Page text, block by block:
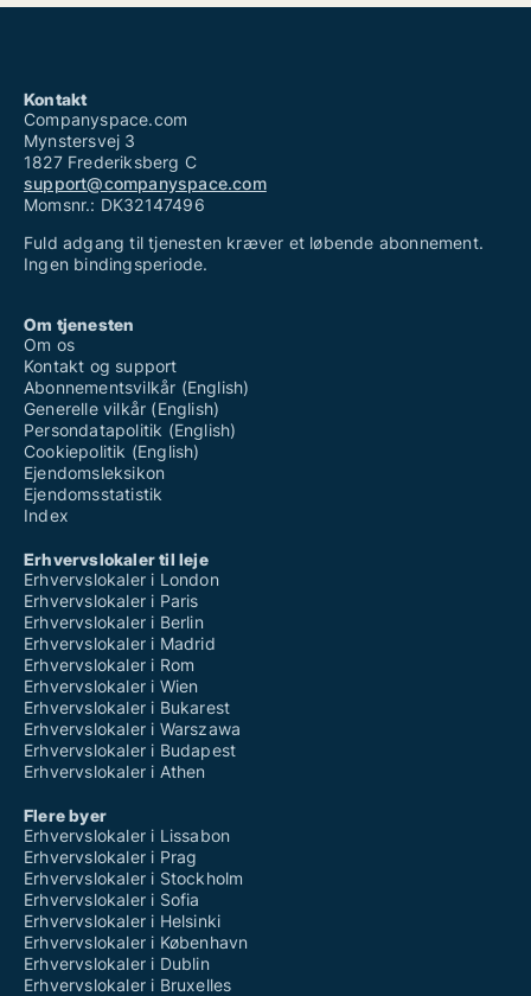
Kontakt
Companyspace.com
Mynstersvej 3
1827 Frederiksberg C
support@companyspace.com
Momsnr.: DK32147496
Fuld adgang til tjenesten kræver et løbende abonnement.
Ingen bindingsperiode.
Om tjenesten
Om os
Kontakt og support
Abonnementsvilkår (English)
Generelle vilkår (English)
Persondatapolitik (English)
Cookiepolitik (English)
Ejendomsleksikon
Ejendomsstatistik
Index
Erhvervslokaler til leje
Erhvervslokaler i London
Erhvervslokaler i Paris
Erhvervslokaler i Berlin
Erhvervslokaler i Madrid
Erhvervslokaler i Rom
Erhvervslokaler i Wien
Erhvervslokaler i Bukarest
Erhvervslokaler i Warszawa
Erhvervslokaler i Budapest
Erhvervslokaler i Athen
Flere byer
Erhvervslokaler i Lissabon
Erhvervslokaler i Prag
Erhvervslokaler i Stockholm
Erhvervslokaler i Sofia
Erhvervslokaler i Helsinki
Erhvervslokaler i København
Erhvervslokaler i Dublin
Erhvervslokaler i Bruxelles